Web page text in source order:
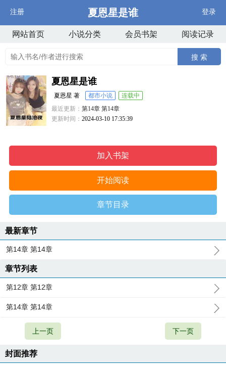
注册 夏恩星是谁 登录
网站首页 小说分类 会员书架 阅读记录
搜 索
夏恩星是谁
夏恩星 著 都市小说
连载中
最近更新：第14章 第14章
更新时间：2024-03-10 17:35:39
加入书架
开始阅读
章节目录
最新章节
第14章 第14章
章节列表
第12章 第12章
第14章 第14章
上一页 下一页
封面推荐